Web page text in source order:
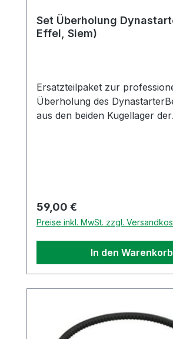
Set Überholung
Effel, Siem)
Ersatzteilpaket zur
Überholung des
aus den beiden Kugellager der
Effel oder Siem) ist generell
gegen einen billigen Nachbau-
Dynastarter vorzuziehen.
Regulärer Preis:
59,00 €
Preise inkl. MwSt. zzgl.
In den Warenkorb